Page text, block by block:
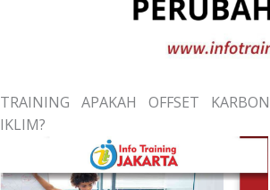
TRAINING APAKAH OFFSET
IKLIM?